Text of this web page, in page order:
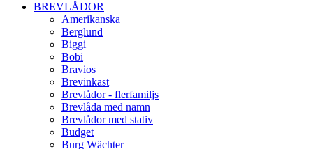
BREVLÅDOR
Amerikanska
Berglund
Biggi
Bobi
Bravios
Brevinkast
Brevlådor - flerfamiljs
Brevlåda med namn
Brevlådor med stativ
Budget
Burg Wächter